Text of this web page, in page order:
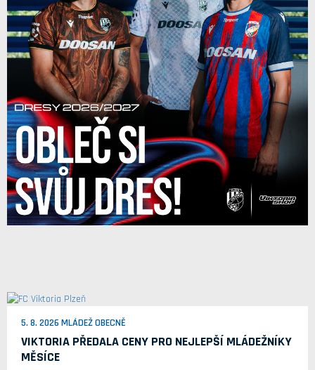
5. 8. 2026 MLÁDEŽ OBECNĚ
VIKTORIA PŘEDALA CENY PRO NEJLEPŠÍ MLÁDEŽNÍKY
MĚSÍCE